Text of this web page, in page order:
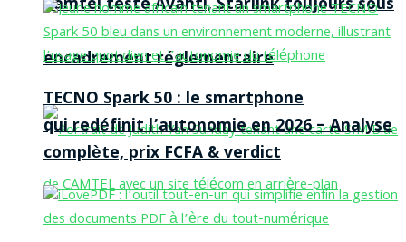
Camtel teste Avanti, Starlink toujours sous
encadrement réglementaire
TECNO Spark 50 : le smartphone
qui redéfinit l’autonomie en 2026 – Analyse
complète, prix FCFA & verdict